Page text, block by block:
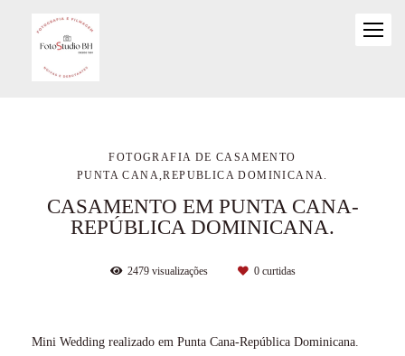
FOTOGRAFIA DE CASAMENTO
PUNTA CANA,REPUBLICA DOMINICANA.
CASAMENTO EM PUNTA CANA-
REPÚBLICA DOMINICANA.
2479visualizações 0curtidas
Mini Wedding realizado em Punta Cana-República Dominicana.